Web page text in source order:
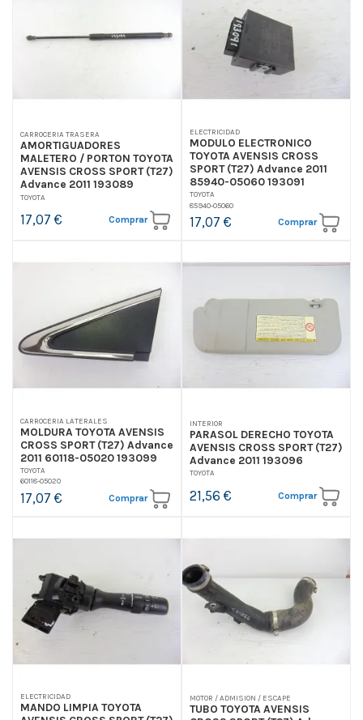
CARROCERIA TRASERA
AMORTIGUADORES
MALETERO / PORTON TOYOTA
AVENSIS CROSS SPORT (T27)
Advance 2011 193089
TOYOTA
17,07 € Comprar
ELECTRICIDAD
MODULO ELECTRONICO
TOYOTA AVENSIS CROSS
SPORT (T27) Advance 2011
85940-05060 193091
TOYOTA
85940-05060
17,07 € Comprar
CARROCERIA LATERALES
MOLDURA TOYOTA AVENSIS
CROSS SPORT (T27) Advance
2011 60118-05020 193099
TOYOTA
60118-05020
17,07 € Comprar
INTERIOR
PARASOL DERECHO TOYOTA
AVENSIS CROSS SPORT (T27)
Advance 2011 193096
TOYOTA
21,56 € Comprar
ELECTRICIDAD
MANDO LIMPIA TOYOTA
MOTOR / ADMISION / ESCAPE
TUBO TOYOTA AVENSIS